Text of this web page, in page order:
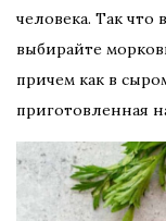
человека. Так что
выбирайте
причем как в
приготовленная